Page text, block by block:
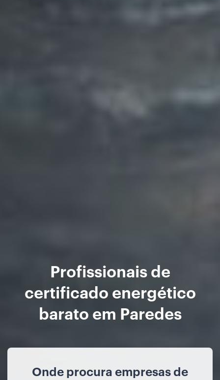
Profissionais de
certificado energético
barato em Paredes
Onde procura empresas de